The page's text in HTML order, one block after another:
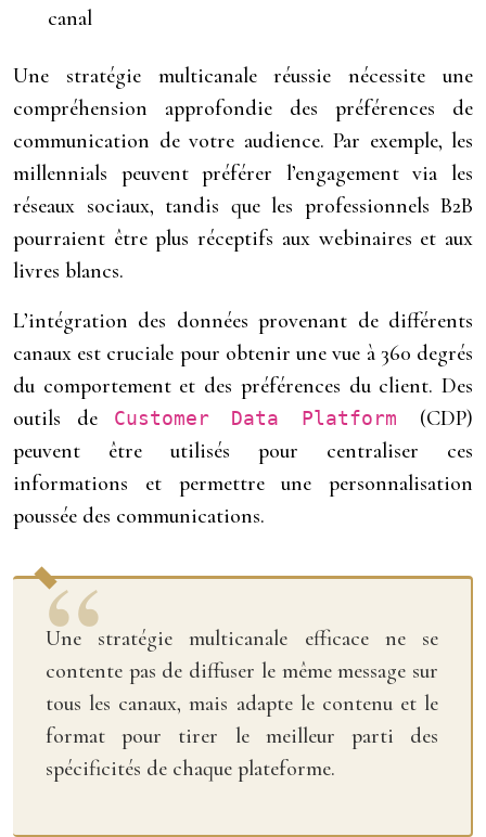
canal
Une stratégie multicanale réussie nécessite une
compréhension approfondie des préférences de
communication de votre audience. Par exemple, les
millennials peuvent préférer l’engagement via les
réseaux sociaux, tandis que les professionnels B2B
pourraient être plus réceptifs aux webinaires et aux
livres blancs.
L’intégration des données provenant de différents
canaux est cruciale pour obtenir une vue à 360 degrés
du comportement et des préférences du client. Des
outils de
Customer Data Platform (CDP)
peuvent être utilisés pour centraliser ces
informations et permettre une personnalisation
poussée des communications.
Une stratégie multicanale efficace ne se
contente pas de diffuser le même message sur
tous les canaux, mais adapte le contenu et le
format pour tirer le meilleur parti des
spécificités de chaque plateforme.